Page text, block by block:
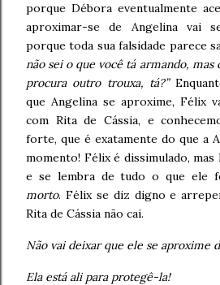
porque Débora eventualmente
aproximar-se de Angelina vai
porque toda sua falsidade parece
não sei o que você tá armando, mas
procura outro trouxa, tá?”
que Angelina se aproxime, Félix
com Rita de Cássia, e
forte, que é exatamente do que a
momento! Félix é dissimulado, mas
e se lembra de tudo o que ele
morto. Félix se diz digno e
Rita de Cássia não cai.
Não vai deixar que ele se aproxime
Ela está ali para protegê-la!